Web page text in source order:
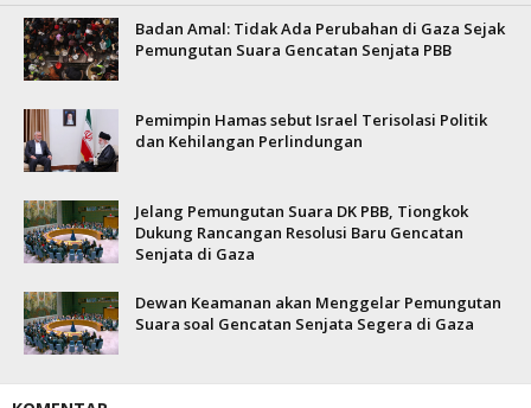
Badan Amal: Tidak Ada Perubahan di Gaza Sejak
Pemungutan Suara Gencatan Senjata PBB
Pemimpin Hamas sebut Israel Terisolasi Politik
dan Kehilangan Perlindungan
Jelang Pemungutan Suara DK PBB, Tiongkok
Dukung Rancangan Resolusi Baru Gencatan
Senjata di Gaza
Dewan Keamanan akan Menggelar Pemungutan
Suara soal Gencatan Senjata Segera di Gaza